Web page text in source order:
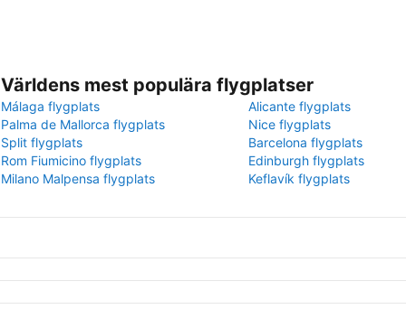
Världens mest populära flygplatser
Málaga flygplats
Alicante flygplats
Palma de Mallorca flygplats
Nice flygplats
Split flygplats
Barcelona flygplats
Rom Fiumicino flygplats
Edinburgh flygplats
Milano Malpensa flygplats
Keflavík flygplats